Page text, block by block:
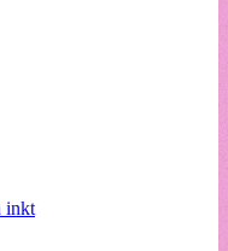
inkt